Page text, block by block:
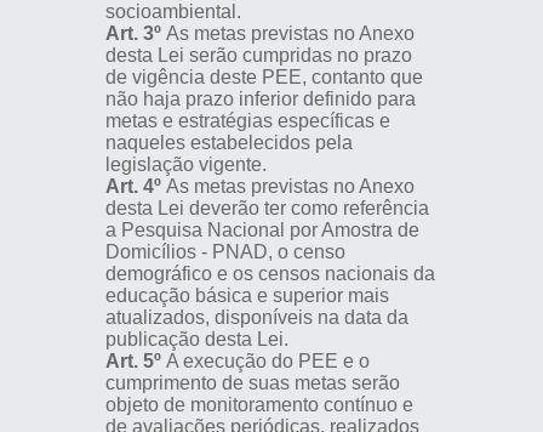
socioambiental.
Art. 3º As metas previstas no Anexo
desta Lei serão cumpridas no prazo
de vigência deste PEE, contanto que
não haja prazo inferior definido para
metas e estratégias específicas e
naqueles estabelecidos pela
legislação vigente.
Art. 4º As metas previstas no Anexo
desta Lei deverão ter como referência
a Pesquisa Nacional por Amostra de
Domicílios - PNAD, o censo
demográfico e os censos nacionais da
educação básica e superior mais
atualizados, disponíveis na data da
publicação desta Lei.
Art. 5º A execução do PEE e o
cumprimento de suas metas serão
objeto de monitoramento contínuo e
de avaliações periódicas, realizados